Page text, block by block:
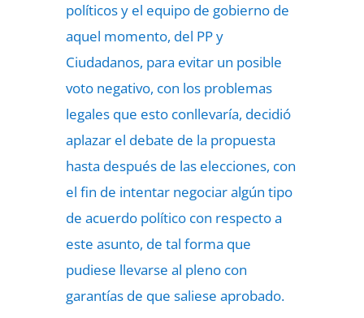
políticos y el equipo de gobierno de
aquel momento, del PP y
Ciudadanos, para evitar un posible
voto negativo, con los problemas
legales que esto conllevaría, decidió
aplazar el debate de la propuesta
hasta después de las elecciones, con
el fin de intentar negociar algún tipo
de acuerdo político con respecto a
este asunto, de tal forma que
pudiese llevarse al pleno con
garantías de que saliese aprobado.